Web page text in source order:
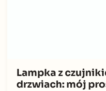
Lampka z
drzwiach: mój